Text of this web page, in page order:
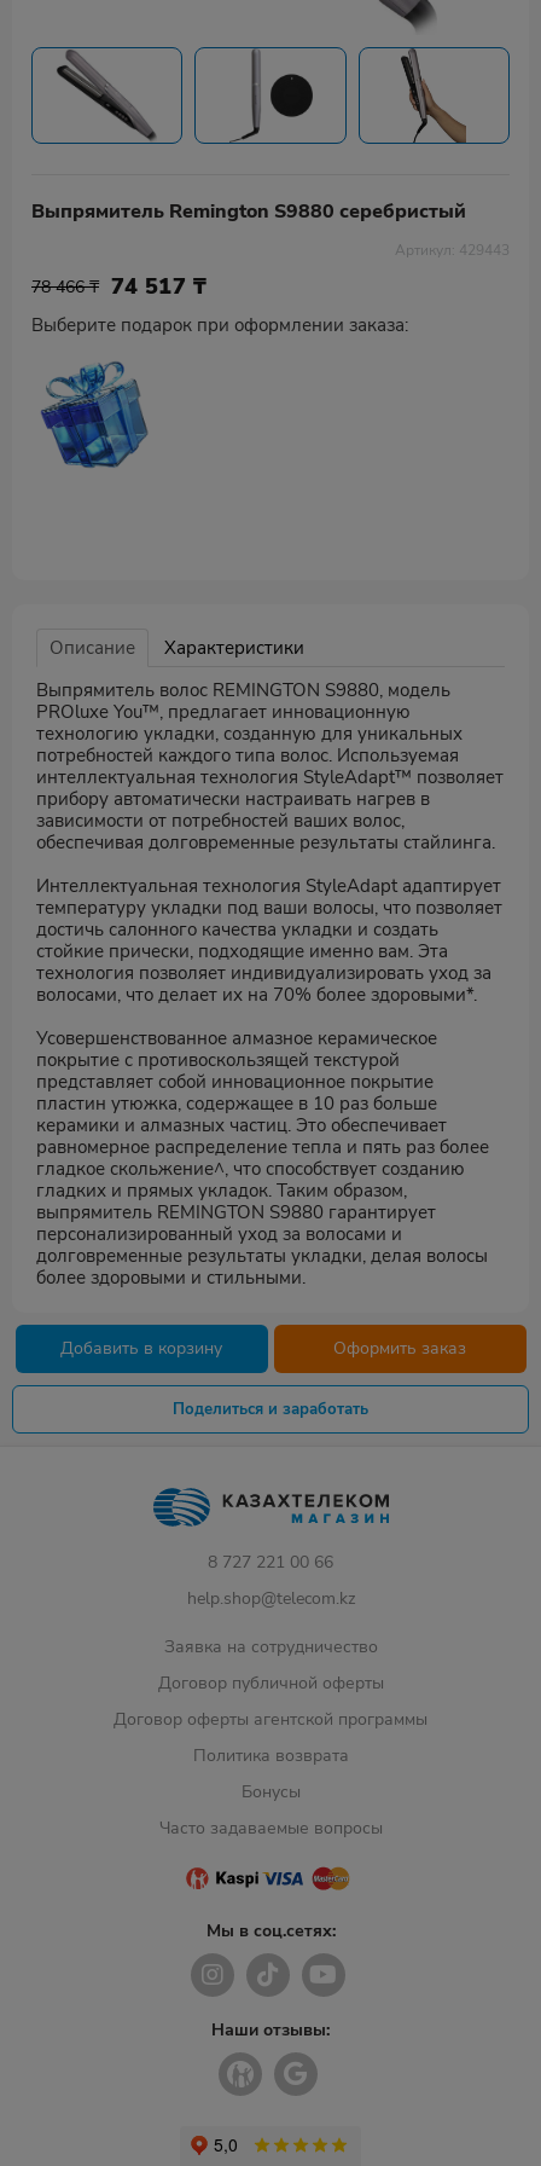
Выпрямитель Remington S9880 серебристый
Артикул: 429443
78 466 ₸ 74 517 ₸
Выберите подарок при оформлении заказа:
Описание
Характеристики
Выпрямитель волос REMINGTON S9880, модель
PROluxe You™, предлагает инновационную
технологию укладки, созданную для уникальных
потребностей каждого типа волос. Используемая
интеллектуальная технология StyleAdapt™ позволяет
прибору автоматически настраивать нагрев в
зависимости от потребностей ваших волос,
обеспечивая долговременные результаты стайлинга.
Интеллектуальная технология StyleAdapt адаптирует
температуру укладки под ваши волосы, что позволяет
достичь салонного качества укладки и создать
стойкие прически, подходящие именно вам. Эта
технология позволяет индивидуализировать уход за
волосами, что делает их на 70% более здоровыми*.
Усовершенствованное алмазное керамическое
покрытие с противоскользящей текстурой
представляет собой инновационное покрытие
пластин утюжка, содержащее в 10 раз больше
керамики и алмазных частиц. Это обеспечивает
равномерное распределение тепла и пять раз более
гладкое скольжение^, что способствует созданию
гладких и прямых укладок. Таким образом,
выпрямитель REMINGTON S9880 гарантирует
персонализированный уход за волосами и
долговременные результаты укладки, делая волосы
более здоровыми и стильными.
Добавить в корзину Оформить заказ
Поделиться и заработать
8 727 221 00 66
help.shop@telecom.kz
Заявка на сотрудничество
Договор публичной оферты
Договор оферты агентской программы
Политика возврата
Бонусы
Часто задаваемые вопросы
Мы в соц.сетях:
Наши отзывы: